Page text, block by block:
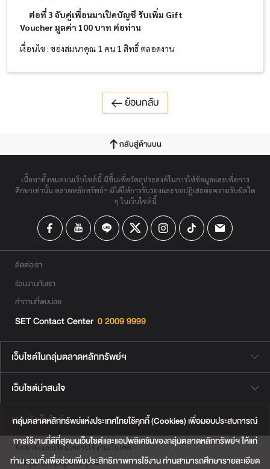
ต่อที่3 จับคู่เพื่อนมาเปิดบัญชี รับเพิ่ม Gift
Voucherมูลค่า 100บาท ต่อท่าน
เงื่อนไข : ของสมนาคุณ 1 คน 1 สิทธิ์ ตลอดงาน
ย้อนกลับ
กลับสู่ด้านบน
เนื้อหาทั้งหมดบนเว็บไซต์นี้ มีขึ้นเพื่อวัตถุประสงค์ในการให้ข้อมูลและเพื่อการ
ศึกษาเท่านั้น ตลาดหลักทรัพย์ฯ มิได้ให้การรับรองและขอปฏิเสธต่อความรับผิดใด
ๆ ในเว็บไซต์นี้
ติดต่อเรา
ร่วมงานกับเรา
คำถามที่พบบ่อย
SET Contact Center 0 2009 9999
เว็บไซต์ในกลุ่มตลาดหลักทรัพย์ฯ
เว็บไซต์น่าสนใจ
แผนผังเว็บไซต์
ข้อตกลงและเงื่อนไขการใช้งานเว็บไซต์
การคุ้มครองข้อมูลส่วนบุคคล
กลุ่มตลาดหลักทรัพย์แห่งประเทศไทยใช้คุกกี้ (Cookies) เพื่อมอบประสบการณ์
การใช้งานที่ดีที่สุดบนเว็บไซต์และแอปพลิเคชันของกลุ่มตลาดหลักทรัพย์ฯ ให้แก่
ท่าน รวมทั้งเพื่อช่วยเพิ่มประสิทธิภาพการใช้งาน ท่านสามารถศึกษารายละเอียด